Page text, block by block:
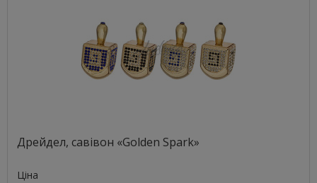
Дрейдел, савівон «Golden Spark»
Ціна